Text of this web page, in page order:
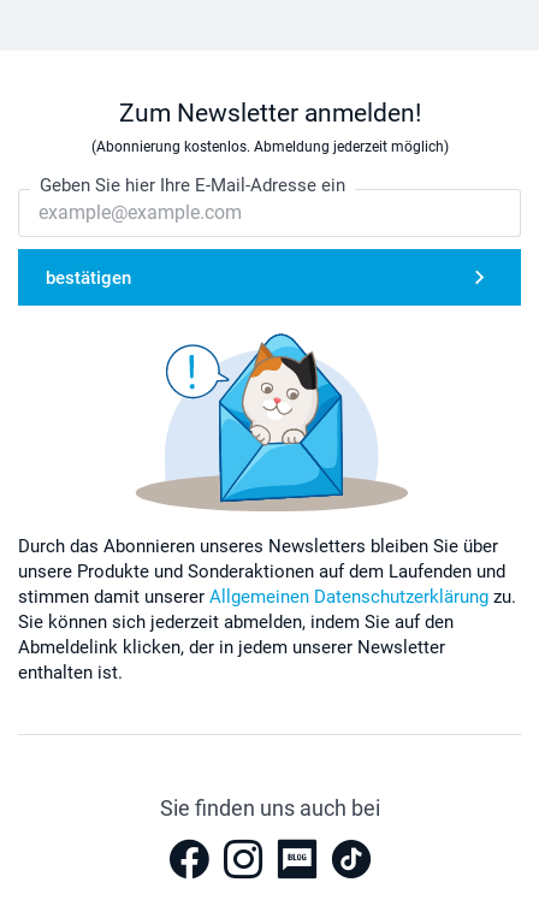
Zum Newsletter anmelden!
(Abonnierung kostenlos. Abmeldung jederzeit möglich)
Geben Sie hier Ihre E-Mail-Adresse ein
bestätigen
Durch das Abonnieren unseres Newsletters bleiben Sie über
unsere Produkte und Sonderaktionen auf dem Laufenden und
stimmen damit unserer Allgemeinen Datenschutzerklärung zu.
Sie können sich jederzeit abmelden, indem Sie auf den
Abmeldelink klicken, der in jedem unserer Newsletter
enthalten ist.
Sie finden uns auch bei